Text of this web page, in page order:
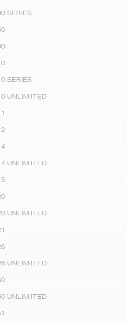
SERIES
SERIES
UNLIM.ITED
UNLIM.ITED
UNLIM.ITED
UNLIM.ITED
UNLIM.ITED